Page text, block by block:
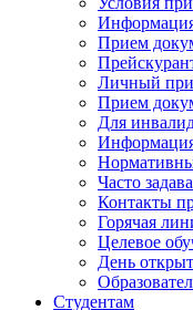
Прием
Личный
Прием
Для
Информация
Часто
Контакты
Горячая
Целевое
День
Студентам